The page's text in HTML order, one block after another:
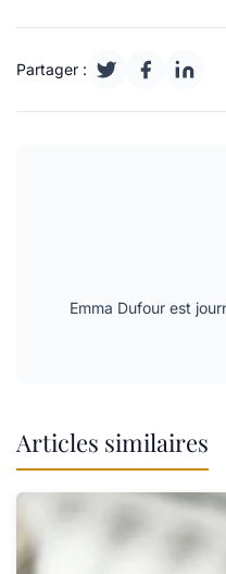
Partager :
Emma Dufour est
Articles similaires